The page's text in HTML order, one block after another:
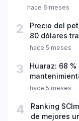
hace 6 meses
2
Precio del
80 dólares
hace 5 meses
3
Huaraz: 68
año escolar
hace 5 meses
4
Ranking
de mejores